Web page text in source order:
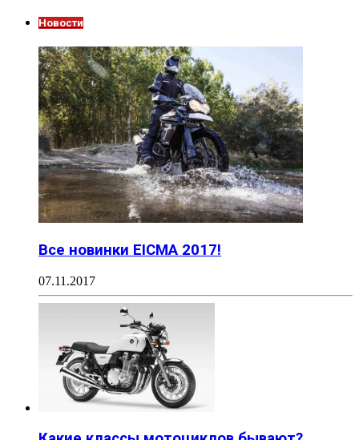
Новости
Все новинки EICMA 2017!
07.11.2017